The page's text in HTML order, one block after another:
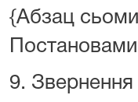
{Абзац
9. Звернення